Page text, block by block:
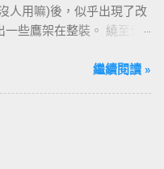
人用嘛)後，似乎出現了改
些鷹架在整裝。 繞至側
聚餐旅遊的好去處囉!!但今
追蹤其動態消息，請各位
吧！ 南華飯店施工中現
繼續閱讀 »